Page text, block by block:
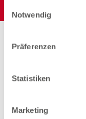
Einstellungen zu
Notwendig
Präferenzen
Statistiken
Marketing
Arbeiten